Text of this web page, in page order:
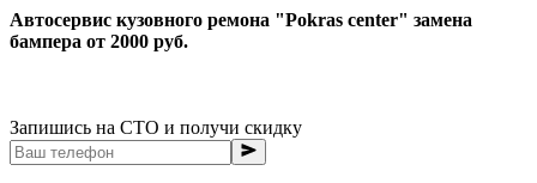
Автосервис кузовного ремона "Pokras center" замена
бампера от 2000 руб.
Запишись на СТО и получи скидку